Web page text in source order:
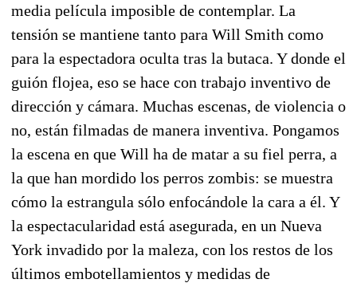
media película imposible de contemplar. La
tensión se mantiene tanto para Will Smith como
para la espectadora oculta tras la butaca. Y donde el
guión flojea, eso se hace con trabajo inventivo de
dirección y cámara. Muchas escenas, de violencia o
no, están filmadas de manera inventiva. Pongamos
la escena en que Will ha de matar a su fiel perra, a
la que han mordido los perros zombis: se muestra
cómo la estrangula sólo enfocándole la cara a él. Y
la espectacularidad está asegurada, en un Nueva
York invadido por la maleza, con los restos de los
últimos embotellamientos y medidas de